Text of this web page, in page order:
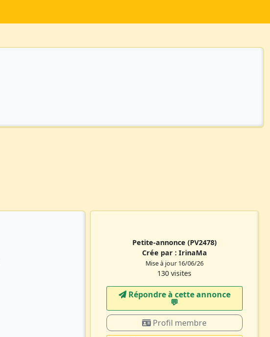
Petite-annonce (PV2478)
Crée par : IrinaMa
Mise à jour 16/06/26
130 visites
Répondre à cette annonce
💬​
Profil membre